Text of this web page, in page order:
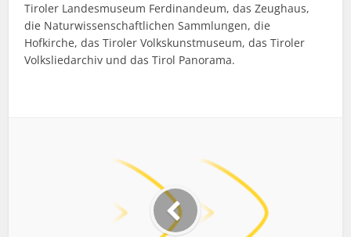
Tiroler Landesmuseum Ferdinandeum, das Zeughaus,
die Naturwissenschaftlichen Sammlungen, die
Hofkirche, das Tiroler Volkskunstmuseum, das Tiroler
Volksliedarchiv und das Tirol Panorama.